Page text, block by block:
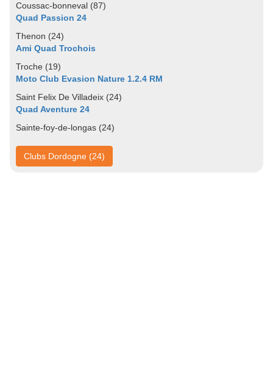
Coussac-bonneval (87)
Quad Passion 24
Thenon (24)
Ami Quad Trochois
Troche (19)
Moto Club Evasion Nature 1.2.4 RM
Saint Felix De Villadeix (24)
Quad Aventure 24
Sainte-foy-de-longas (24)
Clubs Dordogne (24)